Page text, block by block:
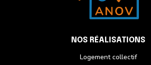
NOS RÉALISATIONS
Logement collectif